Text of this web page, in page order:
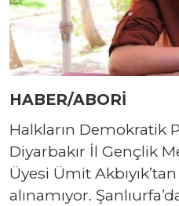
HABER/ABORİ
Halkların Demokratik
Diyarbakır İl Gençlik
Üyesi Ümit
alınamıyor.